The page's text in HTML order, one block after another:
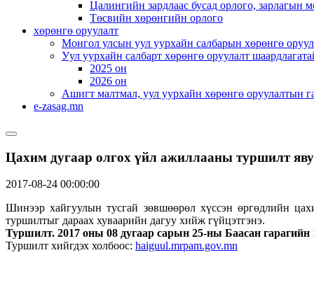
Цалингийн зардлаас бусад орлого, зарлагын
Төсвийн хөрөнгийн орлого
хөрөнгө оруулалт
Монгол улсын уул уурхайн салбарын хөрөнгө
Уул уурхайн салбарт хөрөнгө оруулалт
2025 он
2026 он
Ашигт малтмал, уул уурхайн хөрөнгө оруулалтын
e-zasag.mn
Цахим дугаар олгох үйл ажиллааны туршилт
2017-08-24 00:00:00
Шинээр хайгуулын тусгай зөвшөөрөл хүссэн өргөдлийн
туршилтыг дараах хуваарийн дагуу хийж гүйцэтгэнэ.
Туршилт. 2017 оны 08 дугаар сарын 25-ны Баасан гарагийн
Туршилт хийгдэх холбоос: haiguul.mrpam.gov.mn